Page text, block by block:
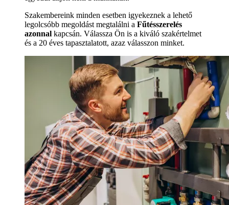
Szakembereink minden esetben igyekeznek a lehető
legolcsóbb megoldást megtalálni a Fűtésszerelés
azonnal kapcsán. Válassza Ön is a kiváló szakértelmet
és a 20 éves tapasztalatott, azaz válasszon minket.